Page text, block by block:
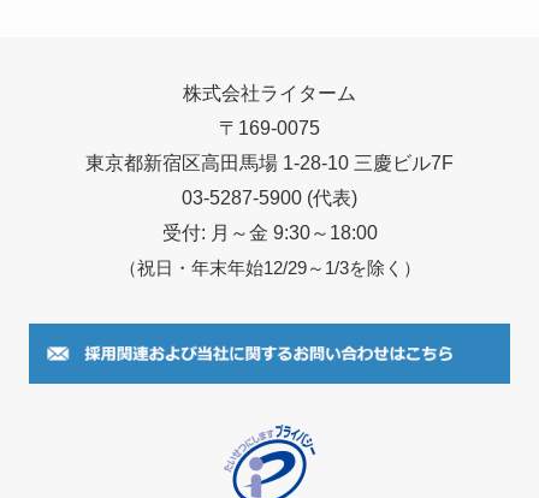
株式会社ライターム
〒169-0075
東京都新宿区高田馬場 1-28-10 三慶ビル7F
03-5287-5900 (代表)
受付: 月～金 9:30～18:00
（祝日・年末年始12/29～1/3を除く）